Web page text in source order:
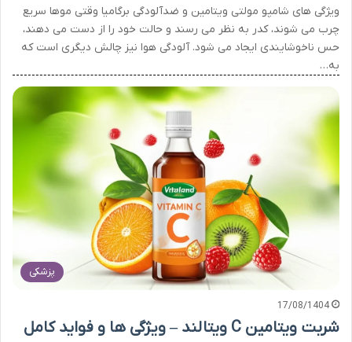
ویژگی های شامپو مولتی ویتامین و ضدآلودگی برگامیا وقتی موها سریع
چرب می شوند، کدر به نظر می رسند و حالت خود را از دست می دهند،
حس ناخوشایندی ایجاد می شود. آلودگی هوا نیز چالش دیگری است که
به…
پزشکی
17/08/1404
شربت ویتامین C ویتالند – ویژگی ها و فواید کامل